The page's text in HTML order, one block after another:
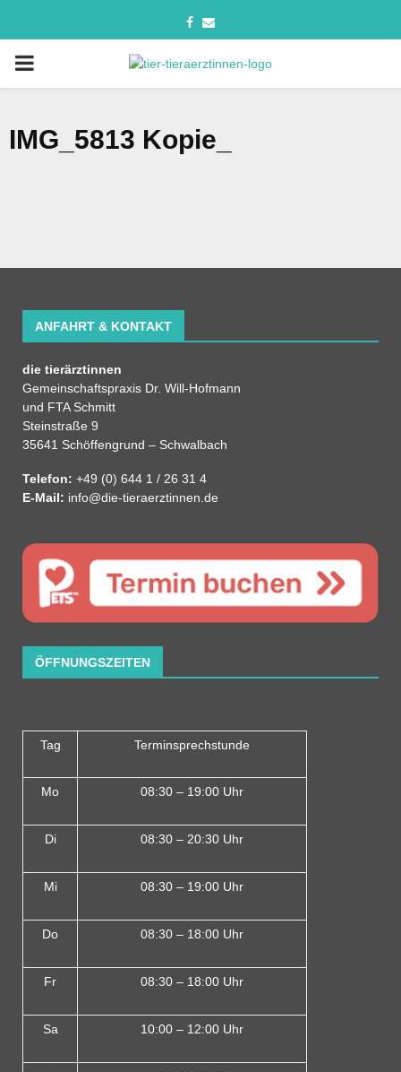
IMG_5813 Kopie_
ANFAHRT & KONTAKT
die tierärztinnen
Gemeinschaftspraxis Dr. Will-Hofmann
und FTA Schmitt
Steinstraße 9
35641 Schöffengrund – Schwalbach
Telefon: +49 (0) 644 1 / 26 31 4
E-Mail: info@die-tieraerztinnen.de
ÖFFNUNGSZEITEN
Tag Terminsprechstunde
Mo 08:30 – 19:00 Uhr
Di 08:30 – 20:30 Uhr
Mi 08:30 – 19:00 Uhr
Do 08:30 – 18:00 Uhr
Fr 08:30 – 18:00 Uhr
Sa 10:00 – 12:00 Uhr